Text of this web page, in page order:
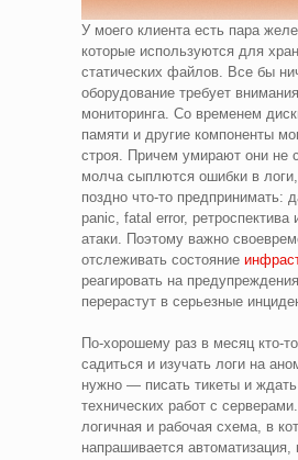
У моего клиента есть пара
которые используются для
статических файлов. Все бы
оборудование требует
мониторинга. Со временем
памяти и другие компоненты
строя. Причем умирают они не
молча сыплются ошибки в
поздно что-то предпринимать:
panic, fatal error, ретроспектива
атаки. Поэтому важно
отслеживать состояние
реагировать на
перерастут в серьезные
По-хорошему раз в месяц кто-
садиться и изучать логи на
нужно — писать тикеты и
технических работ с
логичная и рабочая схема, в
напрашивается